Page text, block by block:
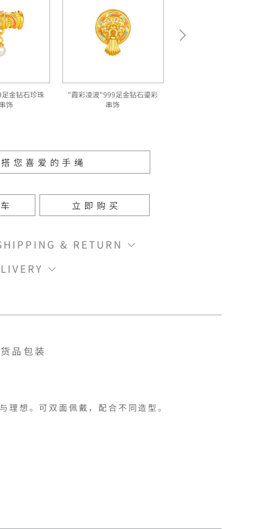
金钻石珍珠
饰
"霞彩凌波"999足金钻石鎏彩
串饰
您喜爱的手绳
立即购买
& RETURN
货品包装
想。可双面佩戴，配合不同造型。